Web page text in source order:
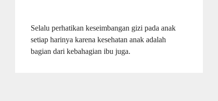
Selalu perhatikan keseimbangan gizi pada anak
setiap harinya karena kesehatan anak adalah
bagian dari kebahagian ibu juga.